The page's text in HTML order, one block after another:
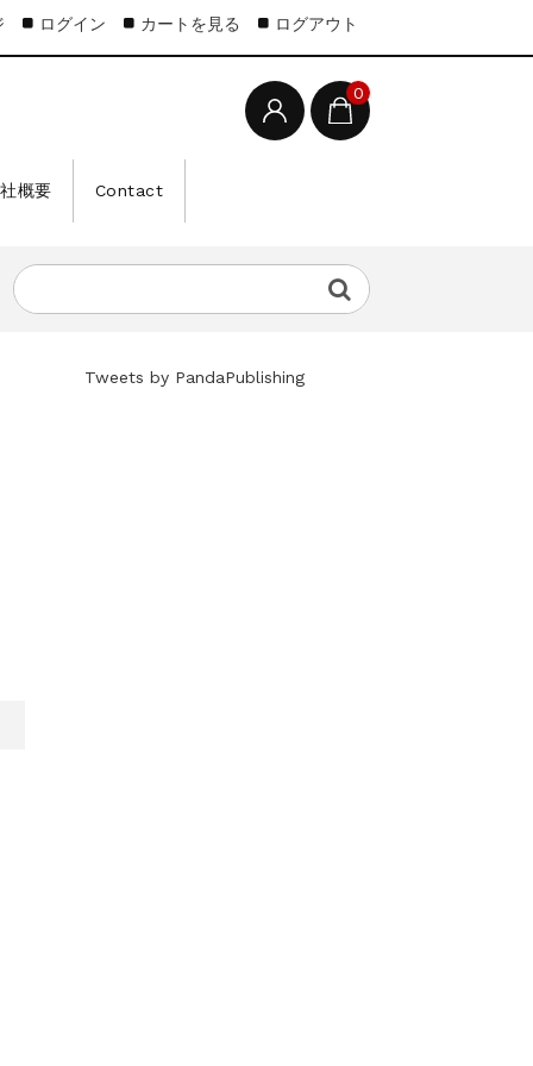
0
概要 Contact
ログイン カートを見る ログアウト
Tweets by PandaPublishing